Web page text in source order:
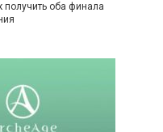
оба финала